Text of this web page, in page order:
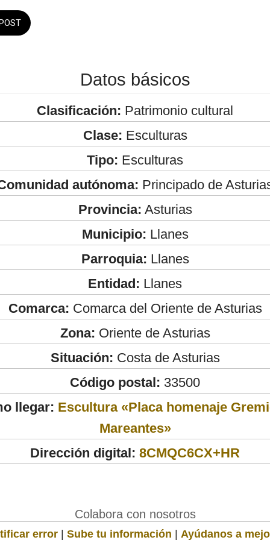
Datos básicos
Clasificación: Patrimonio cultural
Clase: Esculturas
Tipo: Esculturas
autónoma: Principado de
Provincia: Asturias
Municipio: Llanes
Parroquia: Llanes
Entidad: Llanes
Comarca: Comarca del Oriente de Asturias
Zona: Oriente de Asturias
Situación: Costa de Asturias
Código postal: 33500
llegar: Escultura «Placa homenaje
Mareantes»
Dirección digital: 8CMQC6CX+HR
Colabora con nosotros
error | Sube tu información | Ayúdanos a